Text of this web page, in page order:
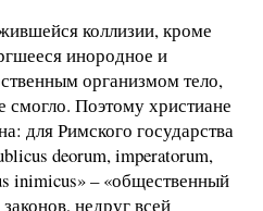
коллизии, кроме
инородное и
организмом тело,
смогло. Поэтому христиане
для Римского государства
deorum, imperatorum,
inimicus» – «общественный
недруг всей